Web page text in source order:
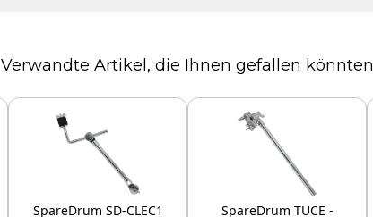
Verwandte Artikel, die Ihnen gefallen könnten
SpareDrum SD-CLEC1 SpareDrum TUCE -